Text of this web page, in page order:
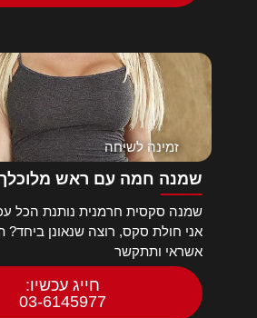
זמינה לשיחה
שמנה חמה עם ראש
שמנה סקסית חרמנית נותנת הכל
אני חולת סקס, רוצה שנאונן ביחד?
אשראי ותתקשר
חייג עכשיו:
03-6145977